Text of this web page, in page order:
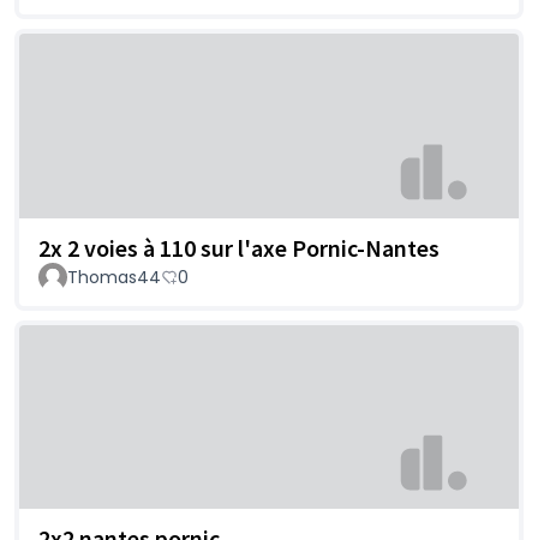
2x 2 voies à 110 sur l'axe Pornic-Nantes
Thomas44 0